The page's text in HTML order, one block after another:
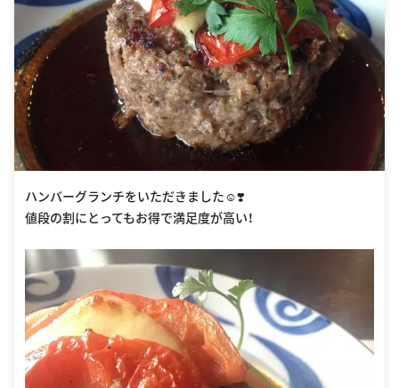
ハンバーグランチをいただきました☺️❣️
値段の割にとってもお得で満足度が高い！